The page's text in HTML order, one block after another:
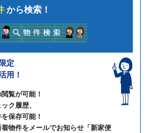
から検索！
定
用！
覧が可能！
ク履歴、
保存可能！
物件をメールでお知らせ「新家便